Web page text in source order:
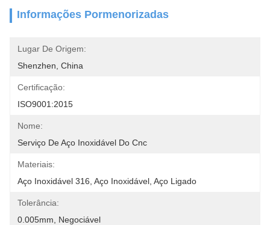
Informações Pormenorizadas
Lugar De Origem:
Shenzhen, China
Certificação:
ISO9001:2015
Nome:
Serviço De Aço Inoxidável Do Cnc
Materiais:
Aço Inoxidável 316, Aço Inoxidável, Aço Ligado
Tolerância:
0.005mm, Negociável